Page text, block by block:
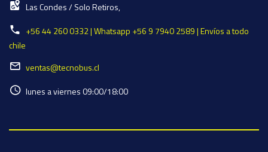
Las Condes / Solo Retiros,
+56 44 260 0332 | Whatsapp +56 9 7940 2589 | Envíos a todo
chile
ventas@tecnobus.cl
lunes a viernes 09:00/18:00